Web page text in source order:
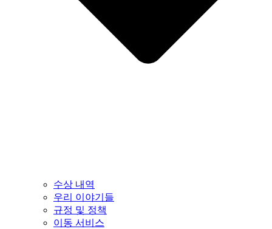
수상 내역
우리 이야기들
규정 및 정책
이동 서비스